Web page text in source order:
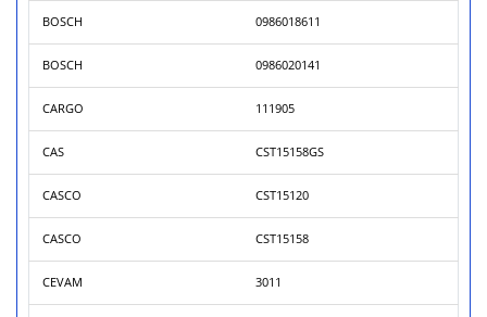
BOSCH 0986018611
BOSCH 0986020141
CARGO 111905
CAS CST15158GS
CASCO CST15120
CASCO CST15158
CEVAM 3011